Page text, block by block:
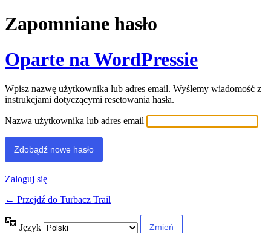
Zapomniane hasło
Oparte na WordPressie
Wpisz nazwę użytkownika lub adres email. Wyślemy wiadomość z
instrukcjami dotyczącymi resetowania hasła.
Nazwa użytkownika lub adres email
Zaloguj się
← Przejdź do Turbacz Trail
Język